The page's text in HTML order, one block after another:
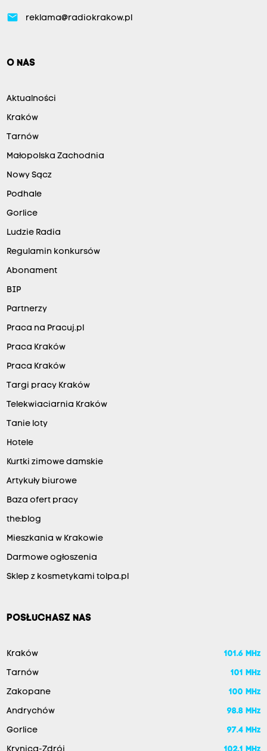
email reklama@radiokrakow.pl
O NAS
Aktualności
Kraków
Tarnów
Małopolska Zachodnia
Nowy Sącz
Podhale
Gorlice
Ludzie Radia
Regulamin konkursów
Abonament
BIP
Partnerzy
Praca na Pracuj.pl
Praca Kraków
Praca Kraków
Targi pracy Kraków
Telekwiaciarnia Kraków
Tanie loty
Hotele
Kurtki zimowe damskie
Artykuły biurowe
Baza ofert pracy
the:blog
Mieszkania w Krakowie
Darmowe ogłoszenia
Sklep z kosmetykami tolpa.pl
POSŁUCHASZ NAS
Kraków 101.6 MHz
Tarnów 101 MHz
Zakopane 100 MHz
Andrychów 98.8 MHz
Gorlice 97.4 MHz